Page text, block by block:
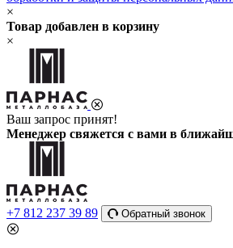
×
Товар добавлен в корзину
×
Ваш запрос принят!
Менеджер свяжется с вами в
+7 812 237 39 89 Обратный звонок